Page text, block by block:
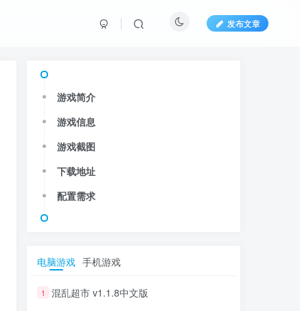
发布文章
游戏简介
游戏信息
游戏截图
下载地址
配置需求
电脑游戏 手机游戏
1 混乱超市 v1.1.8中文版